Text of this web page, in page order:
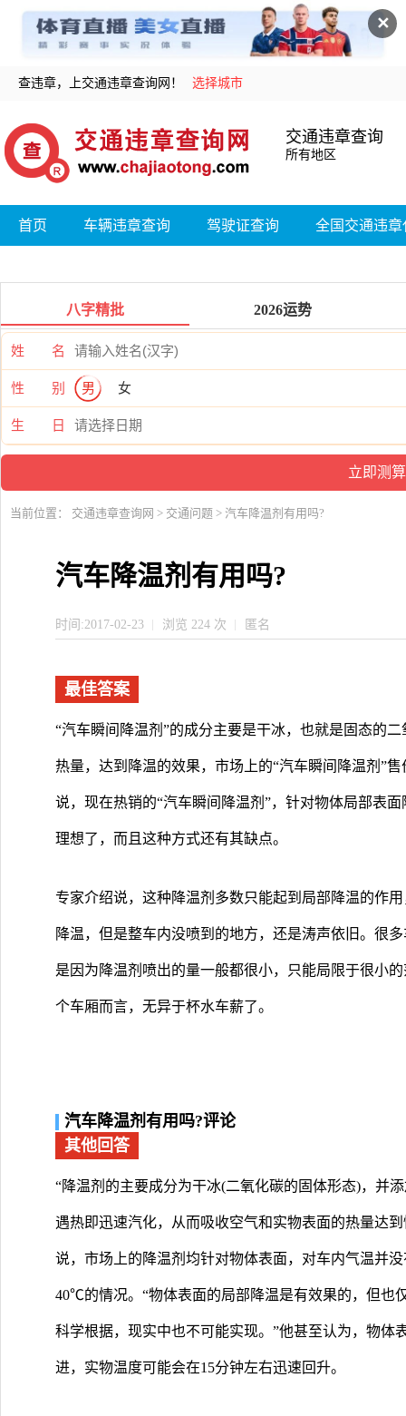
✕
查违章，上交通违章查询网！ 选择城市
交通违章查询
所有地区
首页 车辆违章查询 驾驶证查询 全国交通违
八字精批 2026运势
姓 名
性 别 男 女
生 日
当前位置： 交通违章查询网 > 交通问题 > 汽车降温剂有用吗?
汽车降温剂有用吗?
时间:2017-02-23 浏览 224 次 匿名
最佳答案
“汽车瞬间降温剂”的成分主要是干冰，也就是固态的
热量，达到降温的效果，市场上的“汽车瞬间降温剂”
说，现在热销的“汽车瞬间降温剂”，针对物体局部表
理想了，而且这种方式还有其缺点。
专家介绍说，这种降温剂多数只能起到局部降温的作
降温，但是整车内没喷到的地方，还是涛声依旧。很
是因为降温剂喷出的量一般都很小，只能局限于很小
个车厢而言，无异于杯水车薪了。
汽车降温剂有用吗?评论
其他回答
“降温剂的主要成分为干冰(二氧化碳的固体形态)，并
遇热即迅速汽化，从而吸收空气和实物表面的热量达
说，市场上的降温剂均针对物体表面，对车内气温并
40℃的情况。“物体表面的局部降温是有效果的，但也
科学根据，现实中也不可能实现。”他甚至认为，物体
进，实物温度可能会在15分钟左右迅速回升。